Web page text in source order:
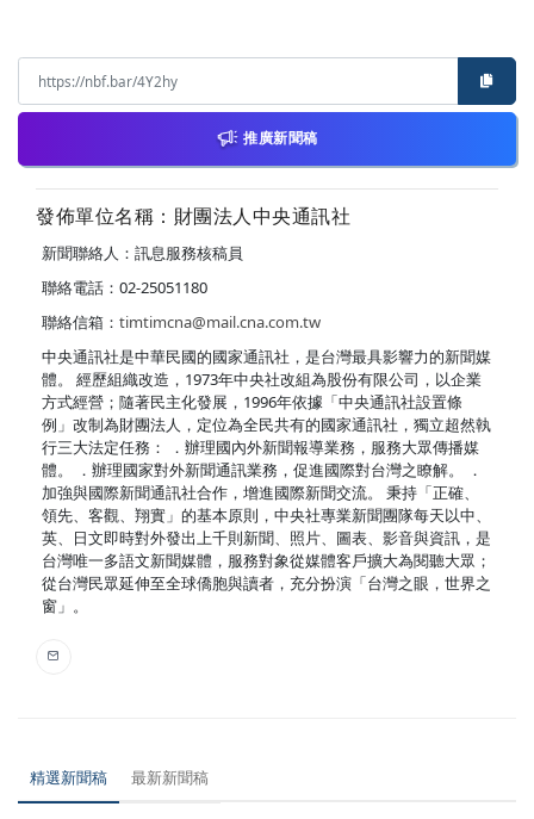
推廣新聞稿
發佈單位名稱：財團法人中央通訊社
新聞聯絡人：訊息服務核稿員
聯絡電話：02-25051180
聯絡信箱： timtimcna@mail.cna.com.tw
中央通訊社是中華民國的國家通訊社，是台灣最具影響力的新聞媒
體。 經歷組織改造，1973年中央社改組為股份有限公司，以企業
方式經營；隨著民主化發展，1996年依據「中央通訊社設置條
例」改制為財團法人，定位為全民共有的國家通訊社，獨立超然執
行三大法定任務： ．辦理國內外新聞報導業務，服務大眾傳播媒
體。 ．辦理國家對外新聞通訊業務，促進國際對台灣之瞭解。 ．
加強與國際新聞通訊社合作，增進國際新聞交流。 秉持「正確、
領先、客觀、翔實」的基本原則，中央社專業新聞團隊每天以中、
英、日文即時對外發出上千則新聞、照片、圖表、影音與資訊，是
台灣唯一多語文新聞媒體，服務對象從媒體客戶擴大為閱聽大眾；
從台灣民眾延伸至全球僑胞與讀者，充分扮演「台灣之眼，世界之
窗」。
精選新聞稿 最新新聞稿